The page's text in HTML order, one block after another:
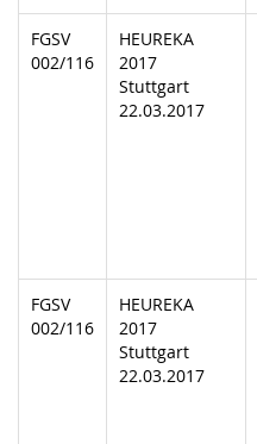
FGSV
002/116
HEUREKA
2017
Stuttgart
22.03.2017
FGSV
002/116
HEUREKA
2017
Stuttgart
22.03.2017